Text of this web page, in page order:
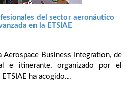
del sector aeronáutico
en la ETSIAE
Aerospace Business Integration, de
e itinerante, organizado por el
ha acogido...